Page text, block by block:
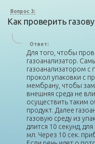
Вопрос 3:
Как проверить
Ответ:
Для того, чтобы
газоанализатор.
газоанализатором
прокол упаковки с
мембрану, чтобы
внешняя среда не
осуществить таким
продукт. Далее
газовую среду из
длится 10 секунд,
мл. Через 10 сек.